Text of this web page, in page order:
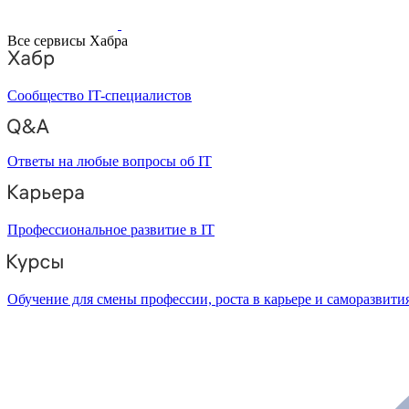
Все сервисы Хабра
Сообщество IT-специалистов
Ответы на любые вопросы об IT
Профессиональное развитие в IT
Обучение для смены профессии, роста в карьере и